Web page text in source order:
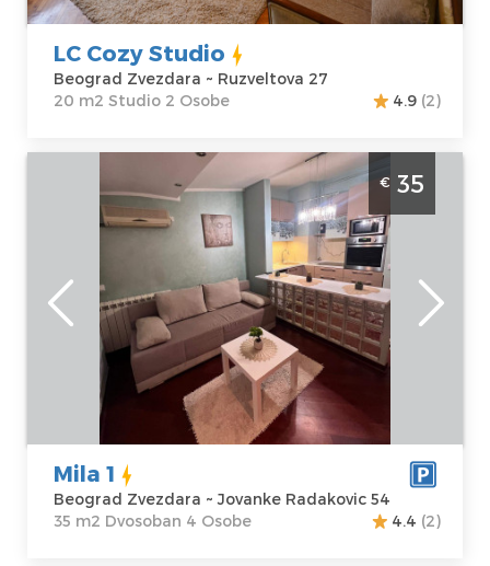
LC Cozy Studio
Beograd Zvezdara ~ Ruzveltova 27
20 m2 Studio 2 Osobe
4.9 (2)
Dvosoban Apartman Mila 1 Beograd
Zvezdara. Smesten u Mirijevu za 4 osobe.
Beograd
Beograd
Zvezdara
Adresa:Jovanke
Radakovic 54
35 €
Gosti:4
Kvadratura :35
m2
Struktura :
Dvosoban
€ 35
Mila 1
Beograd Zvezdara ~ Jovanke Radakovic 54
35 m2 Dvosoban 4 Osobe
4.4 (2)